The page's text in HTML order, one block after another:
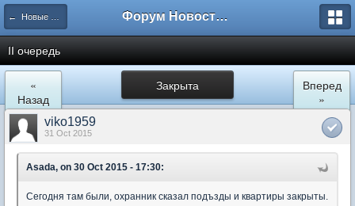
← Новые Водники Форум Новостройки
II очередь
Закрыта
«
Назад
Вперед
»
viko1959
31 Oct 2015
Asada, on 30 Oct 2015 - 17:30:
Сегодня там были, охранник сказал подъзды и квартиры закрыты.